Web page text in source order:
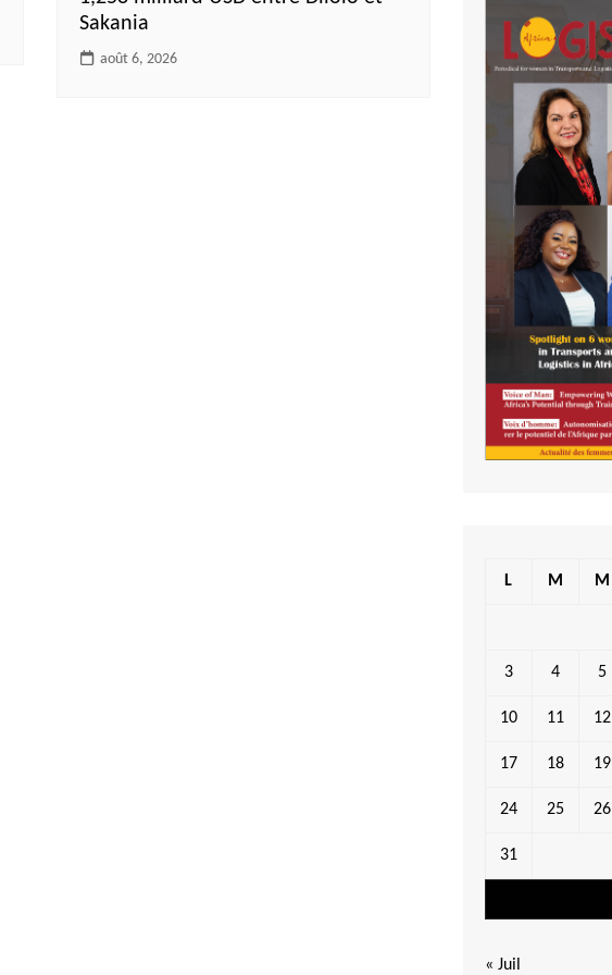
Sakania
août 6, 2026
L M M
3 4 5
10 11 12
17 18 19
24 25 26
31
« Juil